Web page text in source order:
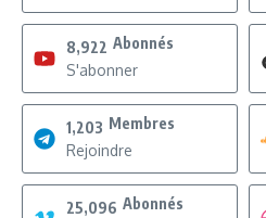
8,922 Abonnés
S'abonner
1,203 Membres
Rejoindre
25,096 Abonnés